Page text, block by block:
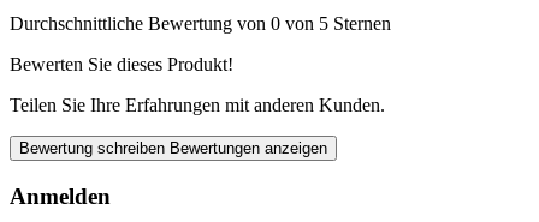
Durchschnittliche Bewertung von 0 von 5 Sternen
Bewerten Sie dieses Produkt!
Teilen Sie Ihre Erfahrungen mit anderen Kunden.
Bewertung schreiben Bewertungen anzeigen
Anmelden